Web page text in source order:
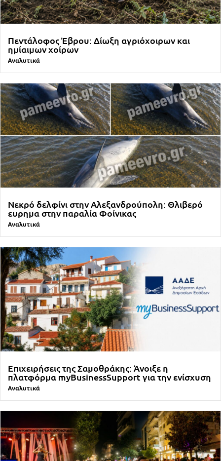
Πεντάλοφος Έβρου: Δίωξη αγριόχοιρων και
ημίαιμων χοίρων
Αναλυτικά
Νεκρό δελφίνι στην Αλεξανδρούπολη: Θλιβερό
ευρημα στην παραλία Φοίνικας
Αναλυτικά
Επιχειρήσεις της Σαμοθράκης: Άνοιξε η
πλατφόρμα myBusinessSupport για την ενίσχυση
Αναλυτικά